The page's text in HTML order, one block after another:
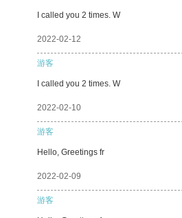
I called you 2 times. W
2022-02-12
游客
I called you 2 times. W
2022-02-10
游客
Hello, Greetings fr
2022-02-09
游客